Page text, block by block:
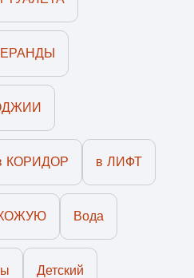
КОРИДОР в ЛИФТ
Вода
Детский